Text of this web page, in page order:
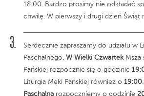
18:00. Bardzo prosimy nie odkładać
chwilę. W pierwszy i drugi dzień Świąt
Serdecznie zapraszamy do udziału w
Paschalnego. W Wielki CzwartekMsza
Pańskiej rozpocznie się o godzinie
Liturgia Męki Pańskiej również o 19:00
Paschalną rozpoczniemy o godzinie